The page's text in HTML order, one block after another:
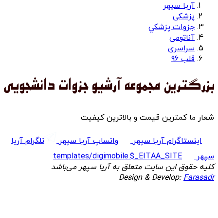
آریا سپهر
پزشکی
جزوات پزشكي
آناتومی
سراسری
قلب 96
شعار ما کمترین قیمت و بالاترین کیفیت
اینستاگرام آریا سپهر واتساپ آریا سپهر
تلگرام آریا
سپهر
templates/digimobile.$_EITAA_SITE
کلیه حقوق این سایت متعلق به آریا سپهر می‌باشد
Design & Develop:Farasadr